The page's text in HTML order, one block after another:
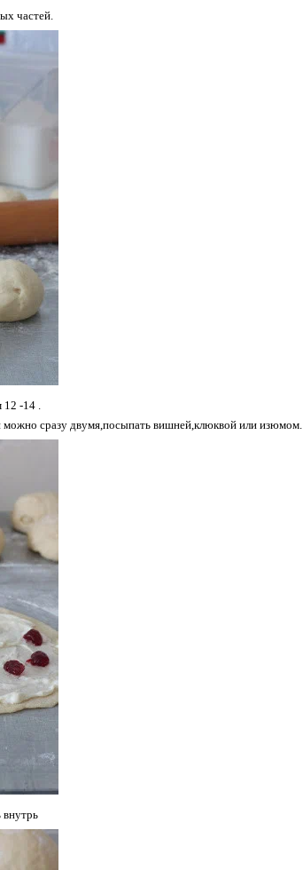
частей.
12 -14 .
можно сразу двумя,посыпать вишней,клюквой или изюмом.
внутрь